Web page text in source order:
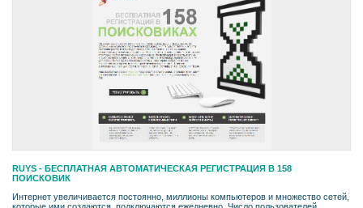
RUYS - БЕСПЛАТНАЯ АВТОМАТИЧЕСКАЯ РЕГИСТРАЦИЯ В 158
ПОИСКОВИК
Интернет увеличивается постоянно, миллионы компьютеров и множество сетей,